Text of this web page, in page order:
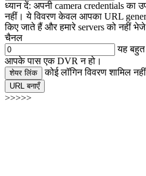
ध्यान दें: अपनी camera credentials का
नहीं। ये विवरण केवल आपका URL
किए जाते हैं और हमारे servers को नहीं
चैनल
यह बहुत
आपके पास एक DVR न हो।
शेयर लिंक कोई लॉगिन विवरण शामिल
URL बनाएँ
>>>>>